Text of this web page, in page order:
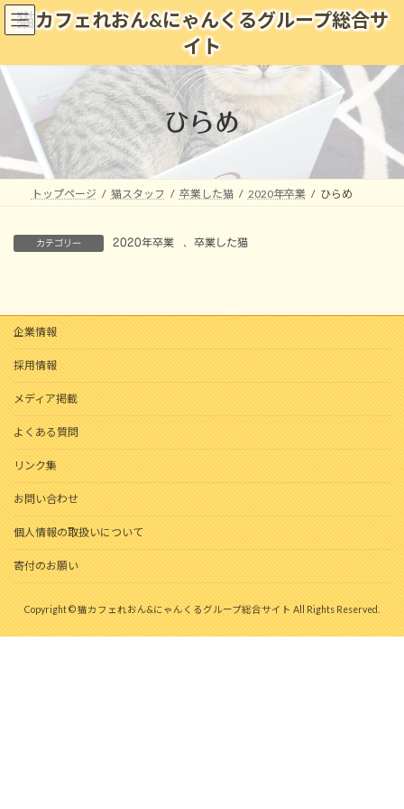
コ
ン
ン
ツ
へ
ッ
プ
ナ
ビ
ー
シ
ョ
移
動
猫カフェれおん&にゃんくるグループ総合サ
イト
ひらめ
トップページ 猫スタッフ 卒業した猫 2020年卒業 ひらめ
カテゴリー 2020年卒業 卒業した猫
企業情報
採用情報
メディア掲載
よくある質問
リンク集
お問い合わせ
個人情報の取扱いについて
寄付のお願い
Copyright © 猫カフェれおん&にゃんくるグループ総合サイト All Rights Reserved.